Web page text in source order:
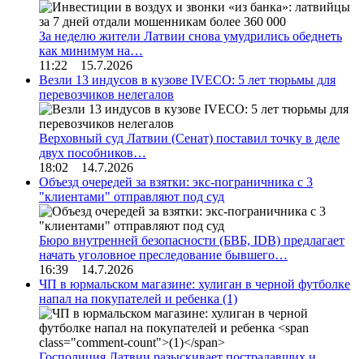
За неделю жители Латвии снова умудрились обеднеть
как минимум на…
11:22 15.7.2026
Везли 13 индусов в кузове IVECO: 5 лет тюрьмы для
перевозчиков нелегалов
Верховный суд Латвии (Сенат) поставил точку в деле
двух пособников…
18:02 14.7.2026
Объезд очередей за взятки: экс-пограничника с 3
"клиентами" отправляют под суд
Бюро внутренней безопасности (БВБ, IDB) предлагает
начать уголовное преследование бывшего…
16:39 14.7.2026
ЧП в юрмальском магазине: хулиган в черной футболке
напал на покупателей и ребенка (1)